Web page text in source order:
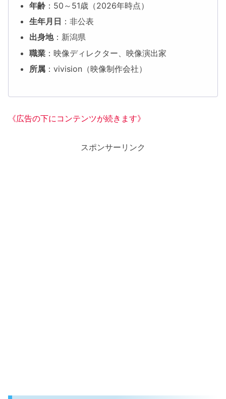
年齢 ：50～51歳（2026年時点）
生年月日 ：非公表
出身地：新潟県
職業 ：映像ディレクター、映像演出家
所属 ：vivision（映像制作会社）
《広告の下にコンテンツが続きます》
スポンサーリンク